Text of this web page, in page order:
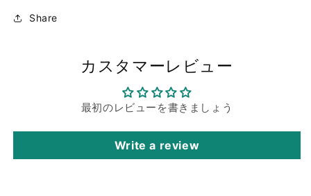
Share
カスタマーレビュー
最初のレビューを書きましょう
Write a review